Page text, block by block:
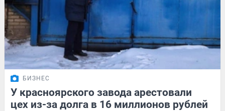
БИЗНЕС
У красноярского завода арестовали
цех из-за долга в 16 миллионов рублей